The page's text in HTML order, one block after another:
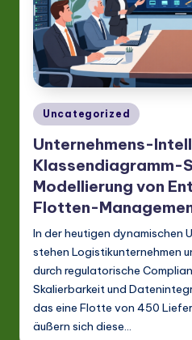
in
A
&
S
o
ft
w
a
r
e
In
n
Posted
in
Uncategorized
Unternehmens-
Klassendiagramm-
Modellierung von
Flotten-
In der heutigen dynamischen
stehen Logistikunternehmen
durch regulatorische
Skalierbarkeit und
das eine Flotte von 450
äußern sich diese…